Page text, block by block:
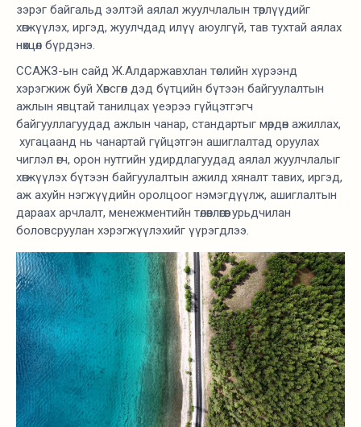
зэрэг байгальд ээлтэй аялал жуулчлалын төрлүүдийг
хөгжүүлэх, иргэд, жуулчдад илүү аюулгүй, тав тухтай аялах
нөхцөл бүрдэнэ.
ССАЖЗ-ын сайд Ж.Алдаржавхлан төслийн хүрээнд
хэрэгжиж буй Хөвсгөл дэд бүтцийн бүтээн байгуулалтын
ажлын явцтай танилцах үеэрээ гүйцэтгэгч
байгууллагуудад ажлын чанар, стандартыг мөрдөн ажиллах,
хугацаанд нь чанартай гүйцэтгэн ашиглалтад оруулах
чиглэл өгч, орон нутгийн удирдлагуудад аялал жуулчлалыг
хөгжүүлэх бүтээн байгуулалтын ажилд хяналт тавих, иргэд,
аж ахуйн нэгжүүдийн оролцоог нэмэгдүүлж, ашиглалтын
дараах арчлалт, менежментийн төлөвлөгөөг урьдчилан
боловсруулан хэрэгжүүлэхийг үүрэгдлээ.